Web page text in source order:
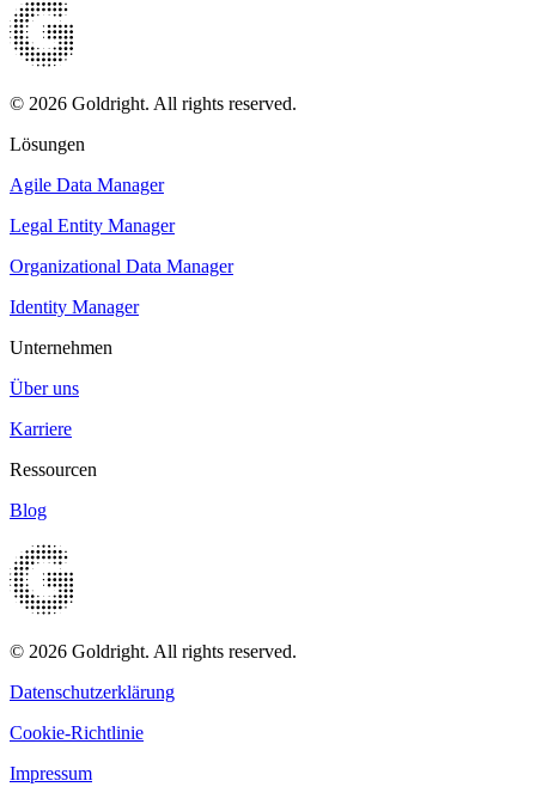
© 2026 Goldright. All rights reserved.
Lösungen
Agile Data Manager
Legal Entity Manager
Organizational Data Manager
Identity Manager
Unternehmen
Über uns
Karriere
Ressourcen
Blog
© 2026 Goldright. All rights reserved.
Datenschutzerklärung
Cookie-Richtlinie
Impressum